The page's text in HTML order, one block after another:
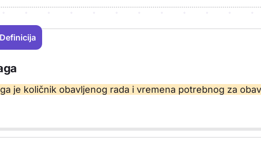
Definicija
je količnik obavljenog rada i vremena potrebnog za